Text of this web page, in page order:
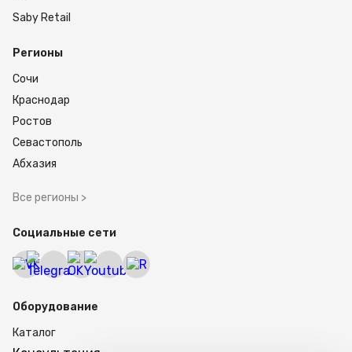
покупателя и режиме администратора.
Пользовательский интерфейс разработан
простое и интуитивное использование. В
режиме администратора доступно легкое
товаров в ассортимент.
Заказать электронные весы M-ER 723 PM-15.2
Оставьте заявку на сайте, чтобы стать
обладателем весов самообслуживания с
бизнес на новый уровень.
Saby Retail
Регионы
Сочи
Краснодар
Ростов
Севастополь
Абхазия
Все регионы >
Социальные сети
Оборудование
Каталог